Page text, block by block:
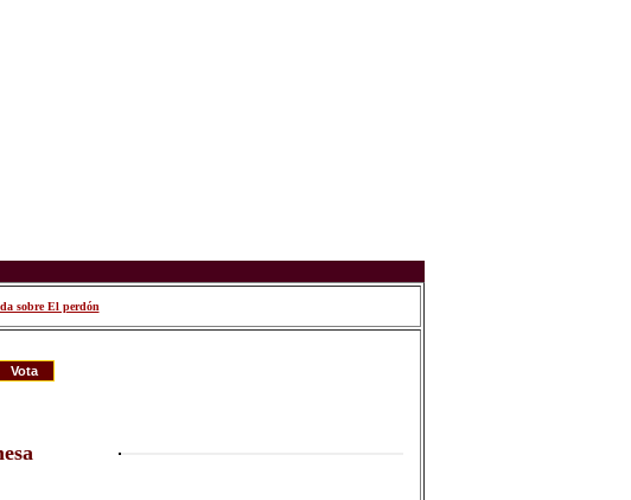
sobre El perdón